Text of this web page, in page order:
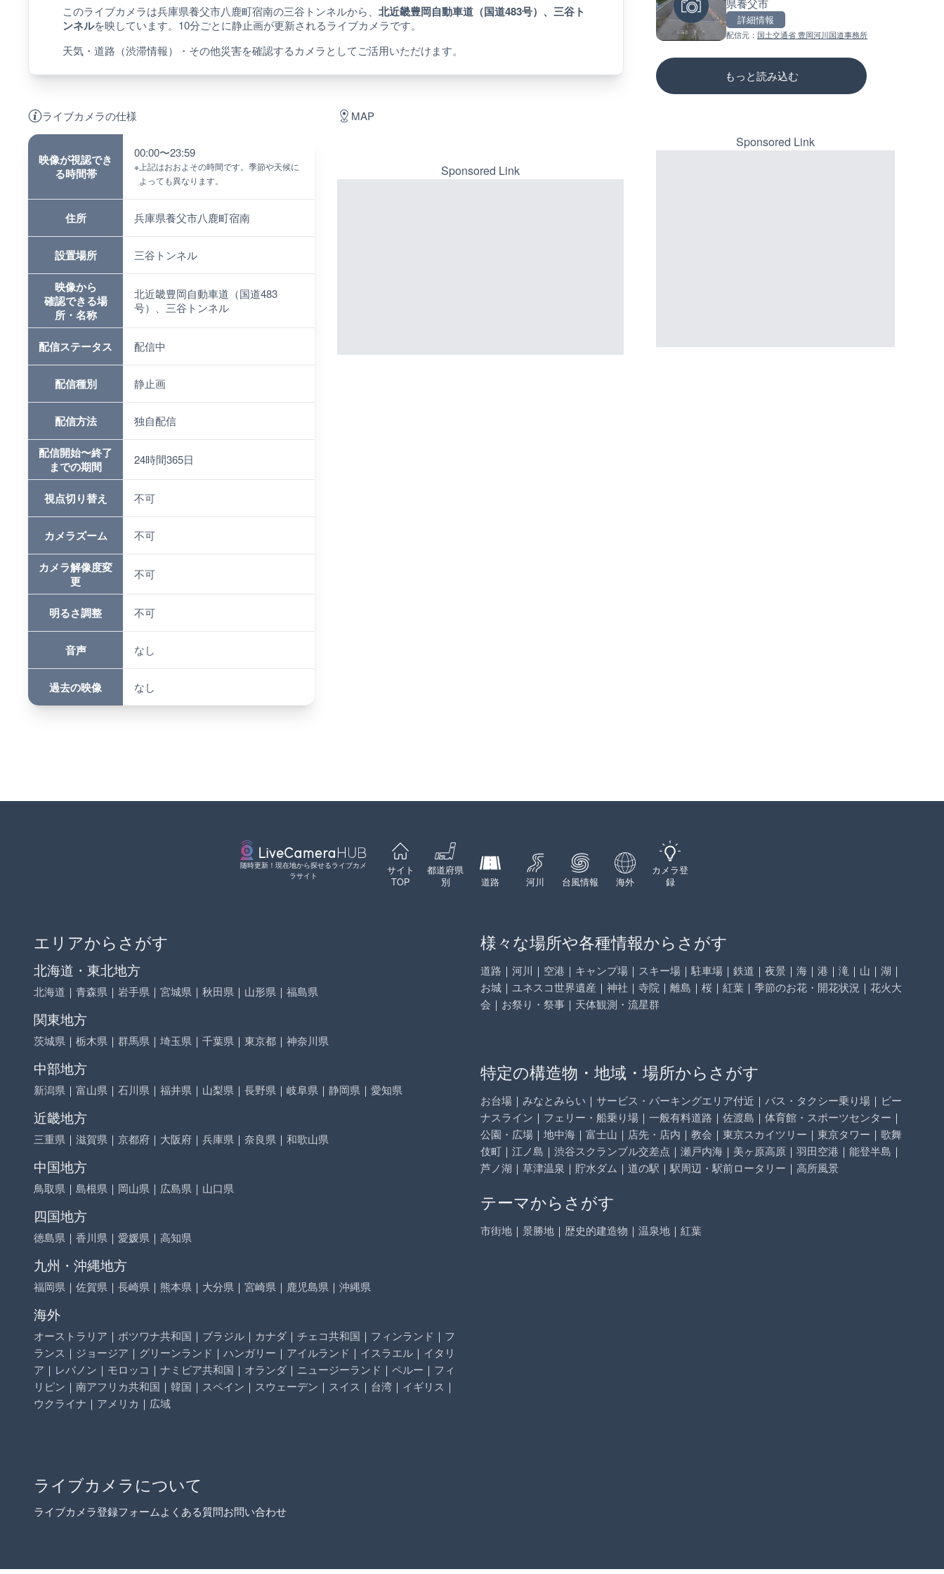
このライブカメラは兵庫県養父市八鹿町宿南の三谷トンネルから、 北近畿豊岡自動車道（国道483号）、三谷ト
ンネルを映しています。10分ごとに静止画が更新されるライブカメラです。
天気・道路（渋滞情報）・その他災害を確認するカメラとしてご活用いただけます。
ライブカメラの仕様
映像が視認でき
る時間帯
00:00〜23:59
※ 上記はおおよその時間です。季節や天候に
よっても異なります。
住所 兵庫県養父市八鹿町宿南
設置場所 三谷トンネル
映像から
確認できる場
所・名称
北近畿豊岡自動車道（国道483
号）、三谷トンネル
配信ステータス 配信中
配信種別 静止画
配信方法 独自配信
配信開始〜終了
までの期間
24時間365日
視点切り替え 不可
カメラズーム 不可
カメラ解像度変
更
不可
明るさ調整 不可
音声 なし
過去の映像 なし
MAP
Sponsored Link
県養父市
詳細情報
配信元： 国土交通省 豊岡河川国道事務所
もっと読み込む
配信元：シーシーエヌ
配信元：国土交通省 三次河川国道事務所
Sponsored Link
随時更新！現在地から探せるライブカメ
ラサイト
サイト
TOP
都道府県
別
道路 河川 台風情報 海外
カメラ登
録
エリアからさがす
北海道・東北地方
北海道 ｜ 青森県 ｜ 岩手県 ｜ 宮城県 ｜ 秋田県 ｜ 山形県 ｜ 福島県
関東地方
茨城県 ｜ 栃木県 ｜ 群馬県 ｜ 埼玉県 ｜ 千葉県 ｜ 東京都 ｜ 神奈川県
中部地方
新潟県 ｜ 富山県 ｜ 石川県 ｜ 福井県 ｜ 山梨県 ｜ 長野県 ｜ 岐阜県 ｜ 静岡県 ｜ 愛知県
近畿地方
三重県 ｜ 滋賀県 ｜ 京都府 ｜ 大阪府 ｜ 兵庫県 ｜ 奈良県 ｜ 和歌山県
中国地方
鳥取県 ｜ 島根県 ｜ 岡山県 ｜ 広島県 ｜ 山口県
四国地方
徳島県 ｜ 香川県 ｜ 愛媛県 ｜ 高知県
九州・沖縄地方
福岡県 ｜ 佐賀県 ｜ 長崎県 ｜ 熊本県 ｜ 大分県 ｜ 宮崎県 ｜ 鹿児島県 ｜ 沖縄県
海外
オーストラリア ｜ ボツワナ共和国 ｜ ブラジル ｜ カナダ ｜ チェコ共和国 ｜ フィンランド ｜ フ
ランス ｜ ジョージア ｜ グリーンランド ｜ ハンガリー ｜ アイルランド ｜ イスラエル ｜ イタリ
ア ｜ レバノン ｜ モロッコ ｜ ナミビア共和国 ｜ オランダ ｜ ニュージーランド ｜ ペルー ｜ フィ
リピン ｜ 南アフリカ共和国 ｜ 韓国 ｜ スペイン ｜ スウェーデン ｜ スイス ｜ 台湾 ｜ イギリス ｜
ウクライナ ｜ アメリカ ｜ 広域
様々な場所や各種情報からさがす
道路 ｜ 河川 ｜ 空港 ｜ キャンプ場 ｜ スキー場 ｜ 駐車場 ｜ 鉄道 ｜ 夜景 ｜ 海 ｜ 港 ｜ 滝 ｜ 山 ｜ 湖 ｜
お城 ｜ ユネスコ世界遺産 ｜ 神社 ｜ 寺院 ｜ 離島 ｜ 桜 ｜ 紅葉 ｜ 季節のお花・開花状況 ｜ 花火大
会 ｜ お祭り・祭事 ｜ 天体観測・流星群
特定の構造物・地域・場所からさがす
お台場 ｜ みなとみらい ｜ サービス・パーキングエリア付近 ｜ バス・タクシー乗り場 ｜ ビー
ナスライン ｜ フェリー・船乗り場 ｜ 一般有料道路 ｜ 佐渡島 ｜ 体育館・スポーツセンター ｜
公園・広場 ｜ 地中海 ｜ 富士山 ｜ 店先・店内 ｜ 教会 ｜ 東京スカイツリー ｜ 東京タワー ｜ 歌舞
伎町 ｜ 江ノ島 ｜ 渋谷スクランブル交差点 ｜ 瀬戸内海 ｜ 美ヶ原高原 ｜ 羽田空港 ｜ 能登半島 ｜
芦ノ湖 ｜ 草津温泉 ｜ 貯水ダム ｜ 道の駅 ｜ 駅周辺・駅前ロータリー ｜ 高所風景
テーマからさがす
市街地 ｜ 景勝地 ｜ 歴史的建造物 ｜ 温泉地 ｜ 紅葉
ライブカメラについて
ライブカメラ登録フォームよくある質問お問い合わせ